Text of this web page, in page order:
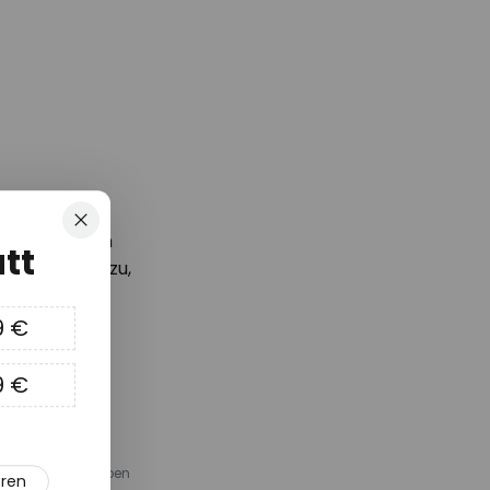
die neusten
zu,
Sortiment Lampen
Schließen
€
€